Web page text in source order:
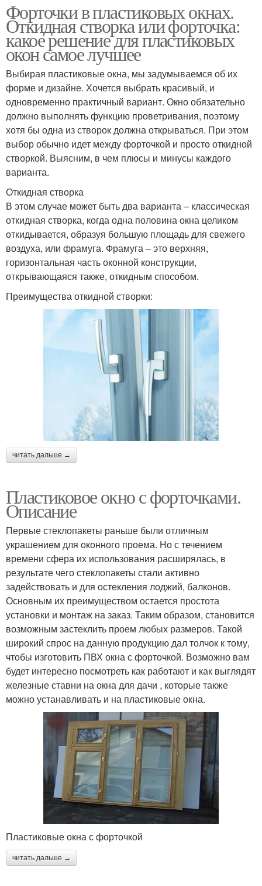
Форточки в пластиковых окнах.
Откидная створка или форточка:
какое решение для пластиковых
окон самое лучшее
Выбирая пластиковые окна, мы задумываемся об их
форме и дизайне. Хочется выбрать красивый, и
одновременно практичный вариант. Окно обязательно
должно выполнять функцию проветривания, поэтому
хотя бы одна из створок должна открываться. При этом
выбор обычно идет между форточкой и просто откидной
створкой. Выясним, в чем плюсы и минусы каждого
варианта.
Откидная створка
В этом случае может быть два варианта – классическая
откидная створка, когда одна половина окна целиком
откидывается, образуя большую площадь для свежего
воздуха, или фрамуга. Фрамуга – это верхняя,
горизонтальная часть оконной конструкции,
открывающаяся также, откидным способом.
Преимущества откидной створки:
читать дальше →
Пластиковое окно с форточками.
Описание
Первые стеклопакеты раньше были отличным
украшением для оконного проема. Но с течением
времени сфера их использования расширялась, в
результате чего стеклопакеты стали активно
задействовать и для остекления лоджий, балконов.
Основным их преимуществом остается простота
установки и монтаж на заказ. Таким образом, становится
возможным застеклить проем любых размеров. Такой
широкий спрос на данную продукцию дал толчок к тому,
чтобы изготовить ПВХ окна с форточкой. Возможно вам
будет интересно посмотреть как работают и как выглядят
железные ставни на окна для дачи , которые также
можно устанавливать и на пластиковые окна.
Пластиковые окна с форточкой
читать дальше →